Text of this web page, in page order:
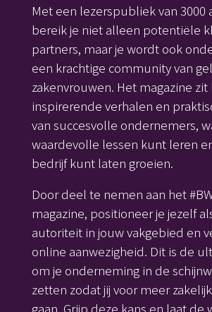
Met een lezerspubliek van 3000
bereik je niet alleen potentiële
partners, maar je wordt ook
een krachtige community van
zakenvrouwen. Het magazine
inspirerende verhalen en
van succesvolle ondernemers,
waardevolle lessen kunt leren
bedrijf kunt laten groeien.
Door deel te nemen aan het
magazine, positioneer je jezelf
autoriteit in jouw vakgebied en
online aanwezigheid. Dit is de
om je onderneming in de
zetten zodat jij voor meer
gaan. Grijp deze kans en laat de